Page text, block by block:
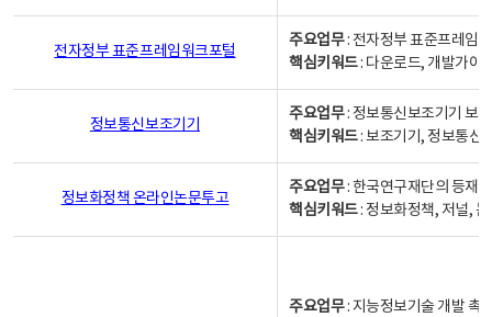
전자정부 표준프레임워크포털
주요업무: 전자정부 표준프레임
핵심키워드: 다운로드, 개발가이
정보통신보조기기
주요업무: 정보통신보조기기 보
핵심키워드: 보조기기, 정보통신
정보화정책 온라인논문투고
주요업무: 한국연구재단의 등재
핵심키워드: 정보화정책, 저널,
주요업무: 지능정보기술 개발 촉